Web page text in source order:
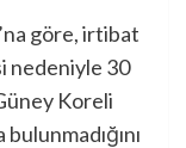
göre, irtibat
nedeniyle 30
Koreli